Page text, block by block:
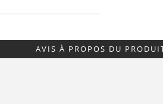
AVIS À PROPOS DU